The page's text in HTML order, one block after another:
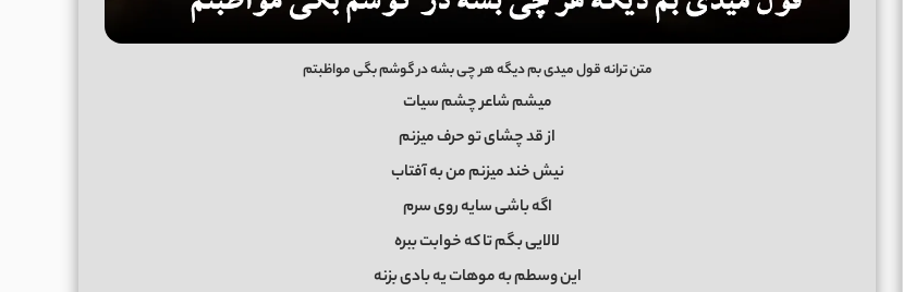
متن ترانه قول میدی بم دیگه هر چی بشه در گوشم بگی مواظبتم
میشم شاعر چشم سیات
از قد چشای تو حرف میزنم
نیش خند میزنم من به آفتاب
اگه باشی سایه روی سرم
لالایی بگم تا که خوابت ببره
این وسطم به موهات یه بادی بزنه